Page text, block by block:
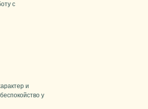
с
и
у